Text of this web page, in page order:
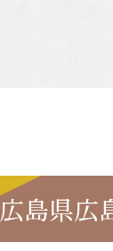
広島県